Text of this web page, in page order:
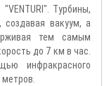
Турбины,
вакуум, а
тем самым
до 7 км в час.
инфракрасного